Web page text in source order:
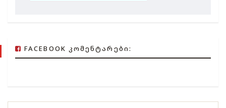
FACEBOOK ᲙᲝᲛᲔᲜᲢᲐᲠᲔᲑᲘ: